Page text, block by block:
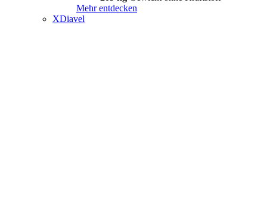
Mehr entdecken
XDiavel